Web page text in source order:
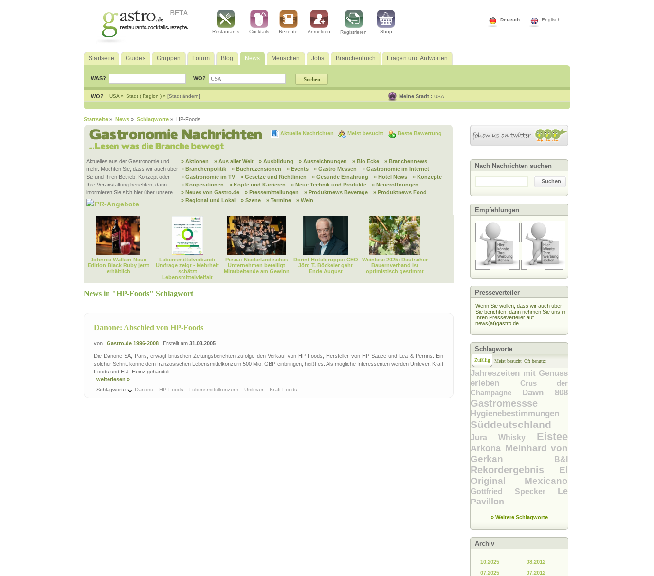
Englisch
Deutsch
Restaurants Cocktails Rezepte Anmelden Registrieren Shop
Startseite Guides Gruppen Forum Blog News Menschen Jobs Branchenbuch Fragen und Antworten
WAS? WO?
WO? USA » Stadt ( Region ) » [Stadt ändern] Meine Stadt : USA
Startseite » News » Schlagworte » HP-Foods
Aktuelle Nachrichten Meist besucht Beste Bewertung
Aktuelles aus der Gastronomie und
mehr. Möchten Sie, dass wir auch über
Sie und Ihren Betrieb, Konzept oder
Ihre Veranstaltung berichten, dann
informieren Sie sich hier über unsere
PR-Angebote
» Aktionen » Aus aller Welt » Ausbildung » Auszeichnungen » Bio Ecke
» Branchennews
» Branchenpolitik
» Buchrezensionen » Events » Gastro Messen
» Gastronomie im Internet
» Gastronomie im TV
» Gesetze und Richtlinien » Gesunde Ernährung » Hotel News
» Konzepte
» Kooperationen
» Köpfe und Karrieren » Neue Technik und Produkte
» Neueröffnungen
» Neues von Gastro.de
» Pressemitteilungen » Produktnews Beverage
» Produktnews Food
» Regional und Lokal
» Szene » Termine » Wein
Johnnie Walker: Neue
Edition Black Ruby jetzt
erhältlich
Lebensmittelverband:
Umfrage zeigt - Mehrheit
schätzt
Lebensmittelvielfalt
Pesca: Niederländisches
Unternehmen beteiligt
Mitarbeitende am Gewinn
Dorint Hotelgruppe: CEO
Jörg T. Böckeler geht
Ende August
Weinlese 2025: Deutscher
Bauernverband ist
optimistisch gestimmt
News in "HP-Foods" Schlagwort
Danone: Abschied von HP-Foods
von Gastro.de 1996-2008 Erstellt am 31.03.2005
Die Danone SA, Paris, erwägt britischen Zeitungsberichten zufolge den Verkauf von HP Foods, Hersteller von HP Sauce und Lea & Perrins. Ein
solcher Schritt könne dem französischen Lebensmittelkonzern 500 Mio. GBP einbringen, heißt es. Als mögliche Interessenten werden Unilever, Kraft
Foods und H.J. Heinz gehandelt.
weiterlesen »
Schlagworte
Danone HP-Foods Lebensmittelkonzern Unilever Kraft Foods
Nach Nachrichten suchen
Suchen
Empfehlungen
Presseverteiler
Wenn Sie wollen, dass wir auch über
Sie berichten, dann nehmen Sie uns in
Ihren Presseverteiler auf.
news(at)gastro.de
Schlagworte
Zufällig Meist besucht Oft benutzt
Jahreszeiten mit Genuss
erleben
Crus der
Champagne Dawn 808
Gastromessse
Hygienebestimmungen
Süddeutschland
Jura Whisky Eistee
Arkona Meinhard von
Gerkan
B&I
Rekordergebnis El
Original Mexicano
Gottfried Specker Le
Pavillon
» Weitere Schlagworte
Archiv
10.2025
07.2025
08.2012
07.2012